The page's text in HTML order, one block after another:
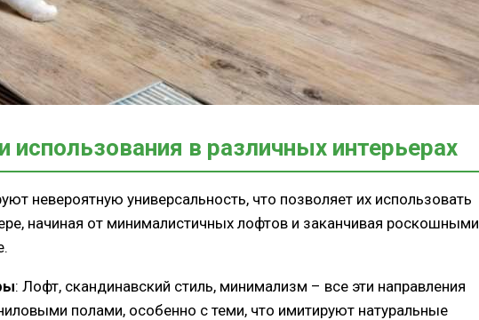
в различных интерьерах
невероятную универсальность, что позволяет их использовать
начиная от минималистичных лофтов и заканчивая роскошными
: Лофт, скандинавский стиль, минимализм – все эти направления
полами, особенно с теми, что имитируют натуральные